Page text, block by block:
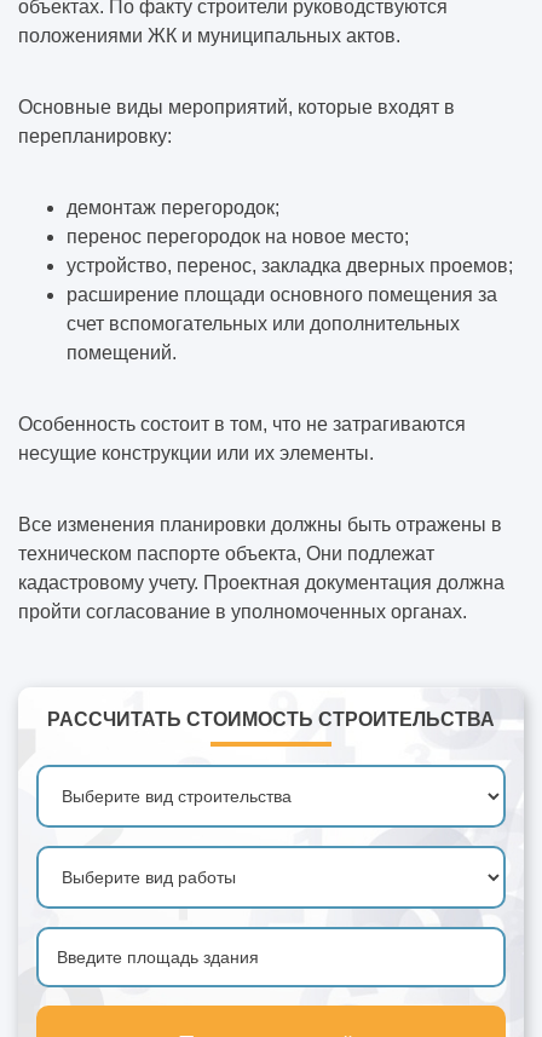
объектах. По факту строители руководствуются
положениями ЖК и муниципальных актов.
Основные виды мероприятий, которые входят в
перепланировку:
демонтаж перегородок;
перенос перегородок на новое место;
устройство, перенос, закладка дверных проемов;
расширение площади основного помещения за
счет вспомогательных или дополнительных
помещений.
Особенность состоит в том, что не затрагиваются
несущие конструкции или их элементы.
Все изменения планировки должны быть отражены в
техническом паспорте объекта, Они подлежат
кадастровому учету. Проектная документация должна
пройти согласование в уполномоченных органах.
РАССЧИТАТЬ СТОИМОСТЬ СТРОИТЕЛЬСТВА